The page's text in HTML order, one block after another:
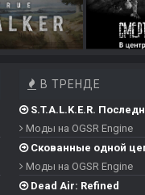
В ТРЕНДЕ
S.T.A.L.K.E.R.
Моды на OGSR Engine
Скованные одной
Моды на OGSR Engine
Dead Air: Refined